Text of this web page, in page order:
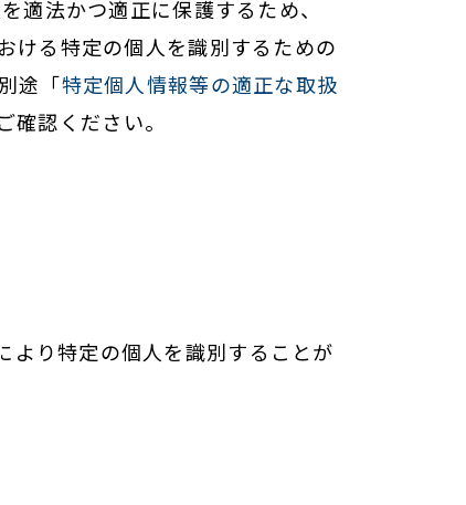
適法かつ適正に保護するため、
ける特定の個人を識別するための
途「特定個人情報等の適正な取扱
確認ください。
より特定の個人を識別することが